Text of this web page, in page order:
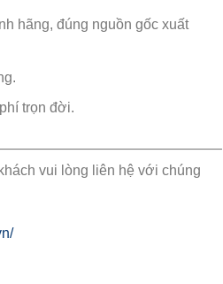
hãng, đúng nguồn gốc xuất
trọn đời.
vui lòng liên hệ với chúng